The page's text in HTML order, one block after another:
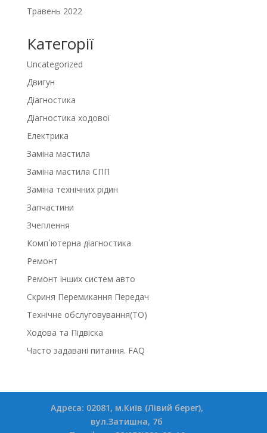
Травень 2022
Категорії
Uncategorized
Двигун
Діагностика
Діагностика ходової
Електрика
Заміна мастила
Заміна мастила СПП
Заміна технічних рідин
Запчастини
Зчеплення
Комп`ютерна діагностика
Ремонт
Ремонт інших систем авто
Скриня Перемикання Передач
Технічне обслуговування(ТО)
Ходова та Підвіска
Часто задавані питання. FAQ
Адреса: 02081, м.Київ (Лівий берег),
вул.Затишна, 7б